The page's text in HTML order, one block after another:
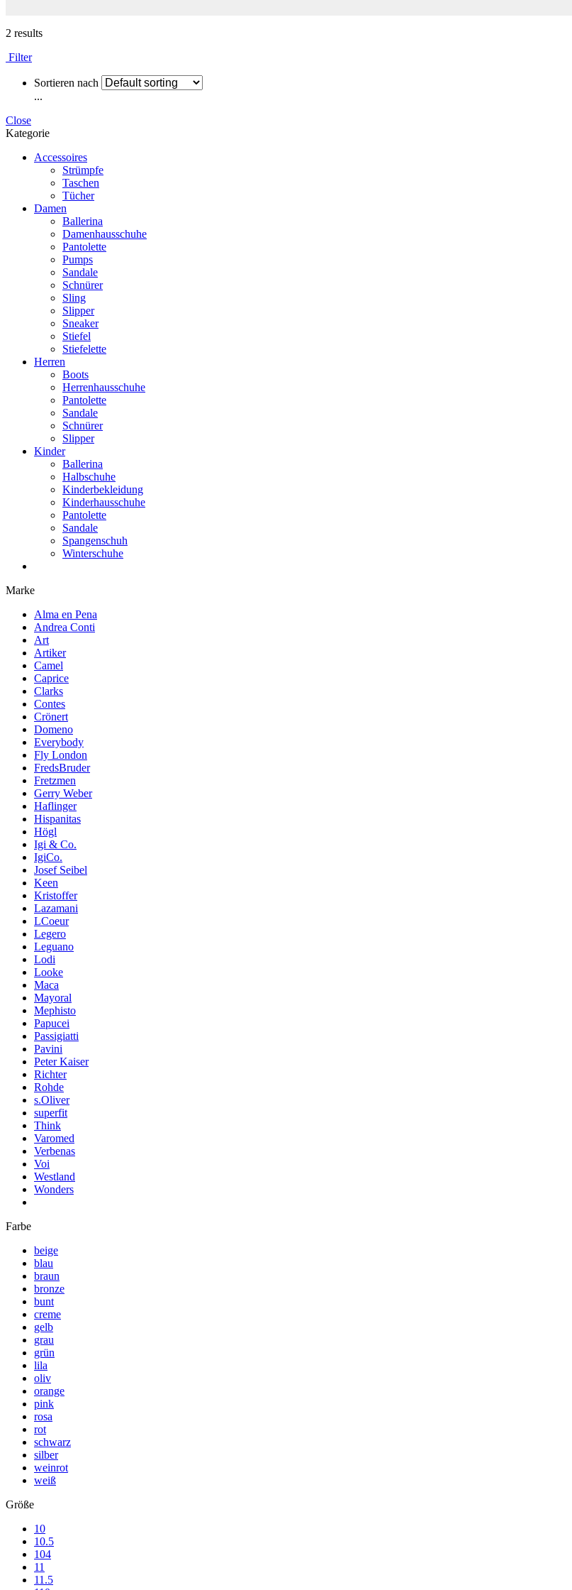
2 results
Filter
Sortieren nach
...
Close
Kategorie
Accessoires
Strümpfe
Taschen
Tücher
Damen
Ballerina
Damenhausschuhe
Pantolette
Pumps
Sandale
Schnürer
Sling
Slipper
Sneaker
Stiefel
Stiefelette
Herren
Boots
Herrenhausschuhe
Pantolette
Sandale
Schnürer
Slipper
Kinder
Ballerina
Halbschuhe
Kinderbekleidung
Kinderhausschuhe
Pantolette
Sandale
Spangenschuh
Winterschuhe
Marke
Alma en Pena
Andrea Conti
Art
Artiker
Camel
Caprice
Clarks
Contes
Crönert
Domeno
Everybody
Fly London
FredsBruder
Fretzmen
Gerry Weber
Haflinger
Hispanitas
Högl
Igi & Co.
IgiCo.
Josef Seibel
Keen
Kristoffer
Lazamani
LCoeur
Legero
Leguano
Lodi
Looke
Maca
Mayoral
Mephisto
Papucei
Passigiatti
Pavini
Peter Kaiser
Richter
Rohde
s.Oliver
superfit
Think
Varomed
Verbenas
Voi
Westland
Wonders
Farbe
beige
blau
braun
bronze
bunt
creme
gelb
grau
grün
lila
oliv
orange
pink
rosa
rot
schwarz
silber
weinrot
weiß
Größe
10
10.5
104
11
11.5